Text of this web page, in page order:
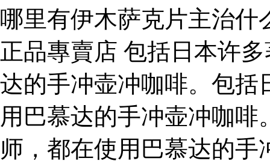
哪里有伊木萨克片主治什
正品專賣店 包括日本许
达的手冲壶冲咖啡。包括
用巴慕达的手冲壶冲咖
师，都在使用巴慕达的